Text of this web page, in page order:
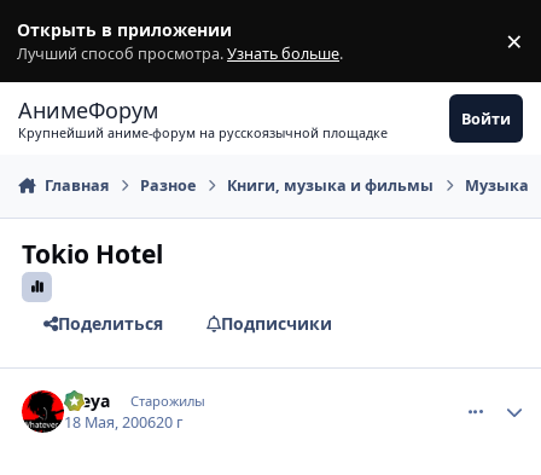
Открыть в приложении
Лучший способ просмотра.Узнать больше. ×
АнимеФорум
Крупнейший аниме-форум на русскоязычной площадке
Войти
Главная Разное Книги, музыка и фильмы Музыка
Tokio Hotel
Поделиться Подписчики
Freya Старожилы
18 Мая, 200620 г